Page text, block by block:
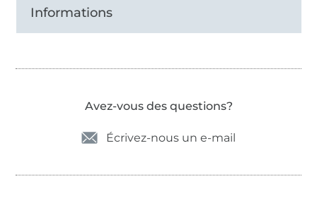
Informations
Avez-vous des questions?
Écrivez-nous un e-mail